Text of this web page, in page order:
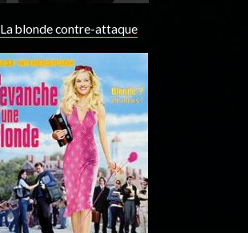
La blonde contre-attaque